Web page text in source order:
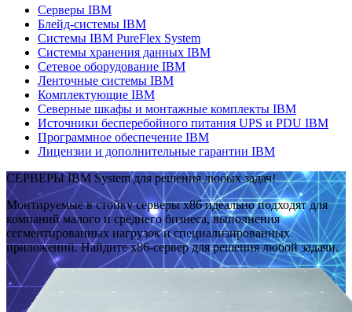
Серверы IBM
Блейд-системы IBM
Системы IBM PureFlex System
Системы хранения данных IBM
Сетевое оборудование IBM
Ленточные системы IBM
Комплектующие IBM
Северные шкафы и монтажные комплекты IBM
Источники бесперебойного питания UPS и PDU IBM
Программное обеспечение IBM
Лицензии и дополнительные гарантии IBM
СЕРВЕРЫ IBM System для решения любых задач!
Монтируемые в стойку серверы x86 идеально подходят для
компаний малого и среднего бизнеса, выполнения
сегментированных нагрузок и специализированных
приложений. Найдите x86-сервер для решения любой задачи.